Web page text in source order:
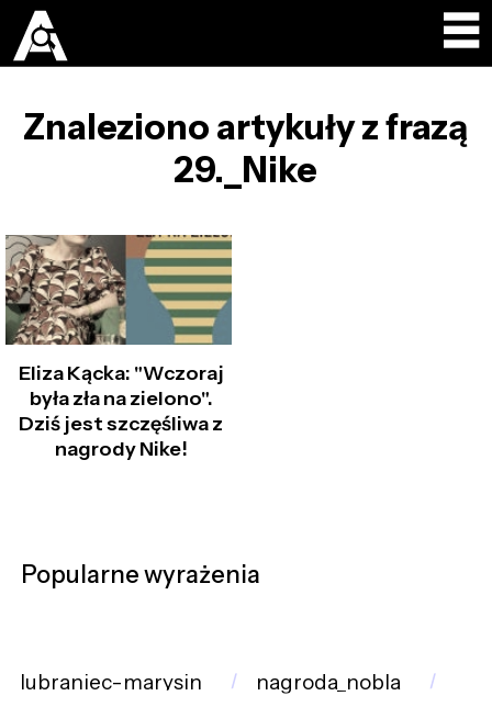
Znaleziono artykuły z frazą
29._Nike
Eliza Kącka: "Wczoraj
była zła na zielono".
Dziś jest szczęśliwa z
nagrody Nike!
Popularne wyrażenia
lubraniec-marysin
nagroda_nobla